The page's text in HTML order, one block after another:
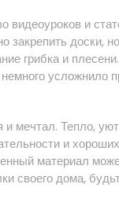
и
закрепить доски,
грибка и
усложнило
мечтал. Тепло,
и
материал
своего дома,